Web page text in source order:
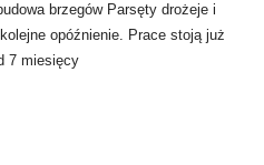
brzegów Parsęty drożeje i
kolejne opóźnienie. Prace stoją już
7 miesięcy